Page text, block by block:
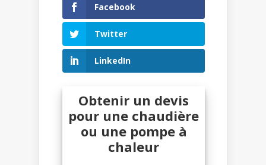
Facebook
Twitter
LinkedIn
Obtenir un devis
pour une chaudière
ou une pompe à
chaleur